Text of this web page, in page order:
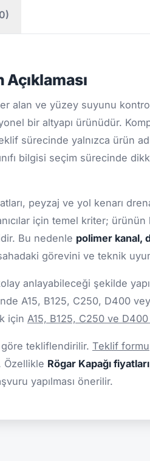
alan ve yüzey suyunu
bir altyapı ürünüdür.
sürecinde yalnızca ürün
bilgisi seçim sürecinde
peyzaj ve yol kenarı
için temel kriter;
Bu nedenle polimer kanal,
görevini ve teknik
anlayabileceği şekilde
A15, B125, C250, D400
için A15, B125, C250 ve
tekliflendirilir. Teklif formu
Özellikle Rögar Kapağı fiyatları
yapılması önerilir.